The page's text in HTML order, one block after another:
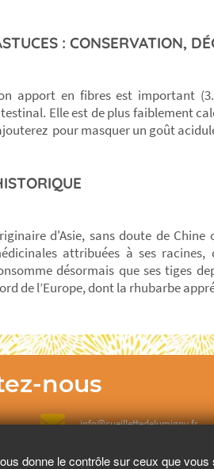
: CONSERVATION,
apport en fibres est important
Elle est de plus faiblement
pour masquer un goût
d'Asie, sans doute de
attribuées à ses
désormais que ses tiges
de l’Europe, dont la rhubarbe
nous
info@cueillettedelumigny.fr
donne le contrôle sur ceux que